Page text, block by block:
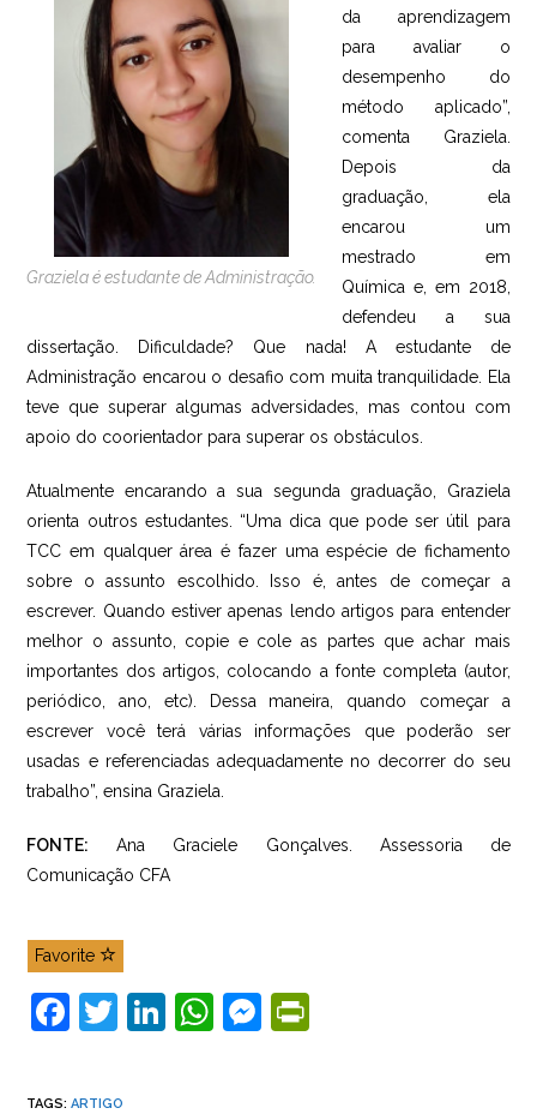
Graziela é estudante de Administração.
da aprendizagem
para avaliar o
desempenho do
método aplicado”,
comenta Graziela.
Depois da
graduação, ela
encarou um
mestrado em
Química e, em 2018,
defendeu a sua
dissertação. Dificuldade? Que nada! A estudante de
Administração encarou o desafio com muita tranquilidade. Ela
teve que superar algumas adversidades, mas contou com
apoio do coorientador para superar os obstáculos.
Atualmente encarando a sua segunda graduação, Graziela
orienta outros estudantes. “Uma dica que pode ser útil para
TCC em qualquer área é fazer uma espécie de fichamento
sobre o assunto escolhido. Isso é, antes de começar a
escrever. Quando estiver apenas lendo artigos para entender
melhor o assunto, copie e cole as partes que achar mais
importantes dos artigos, colocando a fonte completa (autor,
periódico, ano, etc). Dessa maneira, quando começar a
escrever você terá várias informações que poderão ser
usadas e referenciadas adequadamente no decorrer do seu
trabalho”, ensina Graziela.
FONTE: Ana Graciele Gonçalves. Assessoria de
Comunicação CFA
Favorite
F
c
T
itt
Li
W M
TAGS:ARTIGO